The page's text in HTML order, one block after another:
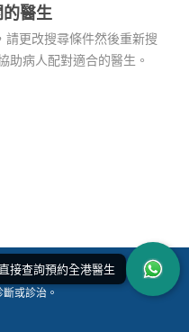
醫生
請更改搜尋條件然後重新搜
助病人配對適合的醫生。
接查詢預約全港醫生
或診治。